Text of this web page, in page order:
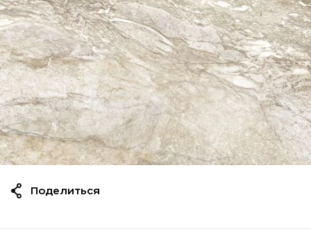
Поделиться